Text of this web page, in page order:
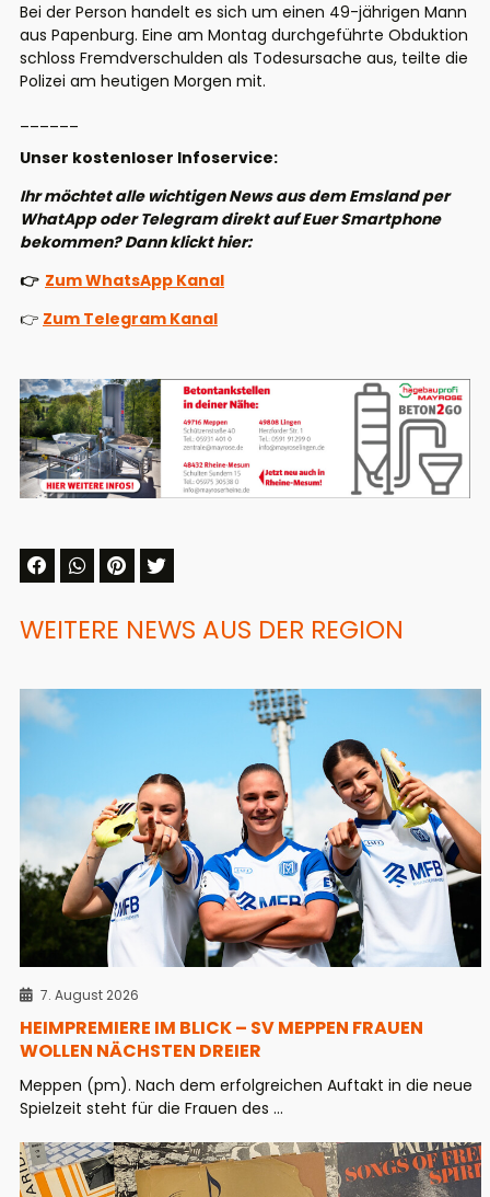
Bei der Person handelt es sich um einen 49-jährigen Mann
aus Papenburg. Eine am Montag durchgeführte Obduktion
schloss Fremdverschulden als Todesursache aus, teilte die
Polizei am heutigen Morgen mit.
Unser kostenloser Infoservice:
Ihr möchtet alle wichtigen News aus dem Emsland per
WhatApp oder Telegram direkt auf Euer Smartphone
bekommen? Dann klickt hier:
👉 Zum WhatsApp Kanal
👉 Zum Telegram Kanal
WEITERE NEWS AUS DER REGION
7. August 2026
HEIMPREMIERE IM BLICK – SV MEPPEN FRAUEN
WOLLEN NÄCHSTEN DREIER
Meppen (pm). Nach dem erfolgreichen Auftakt in die neue
Spielzeit steht für die Frauen des ...